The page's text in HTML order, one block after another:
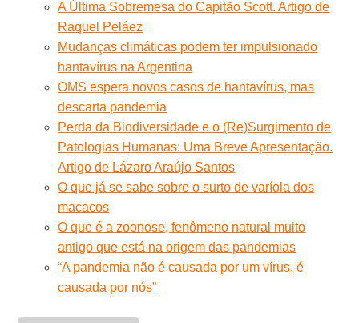
A Última Sobremesa do Capitão Scott. Artigo de
Raquel Peláez
Mudanças climáticas podem ter impulsionado
hantavírus na Argentina
OMS espera novos casos de hantavírus, mas
descarta pandemia
Perda da Biodiversidade e o (Re)Surgimento de
Patologias Humanas: Uma Breve Apresentação.
Artigo de Lázaro Araújo Santos
O que já se sabe sobre o surto de varíola dos
macacos
O que é a zoonose, fenômeno natural muito
antigo que está na origem das pandemias
“A pandemia não é causada por um vírus, é
causada por nós”